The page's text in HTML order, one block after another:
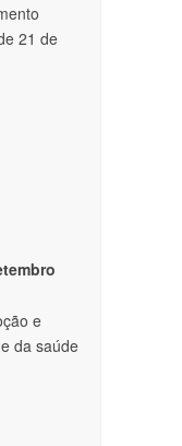
21 de
e
da saúde